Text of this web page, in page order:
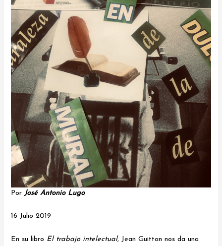
Por José Antonio Lugo
16 Julio 2019
En su libro El trabajo intelectual, Jean Guitton nos da una